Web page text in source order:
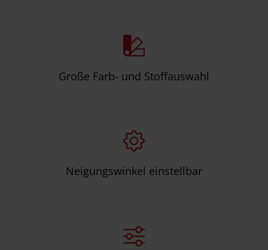
Große Farb- und Stoffauswahl
Neigungswinkel einstellbar